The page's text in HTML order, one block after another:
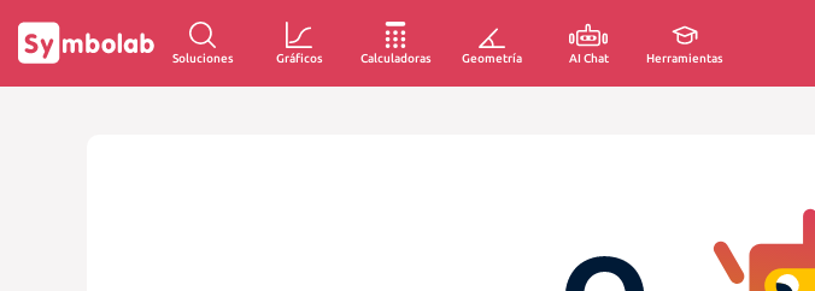
Soluciones Gráficos Calculadoras Geometría AI Chat Herramientas